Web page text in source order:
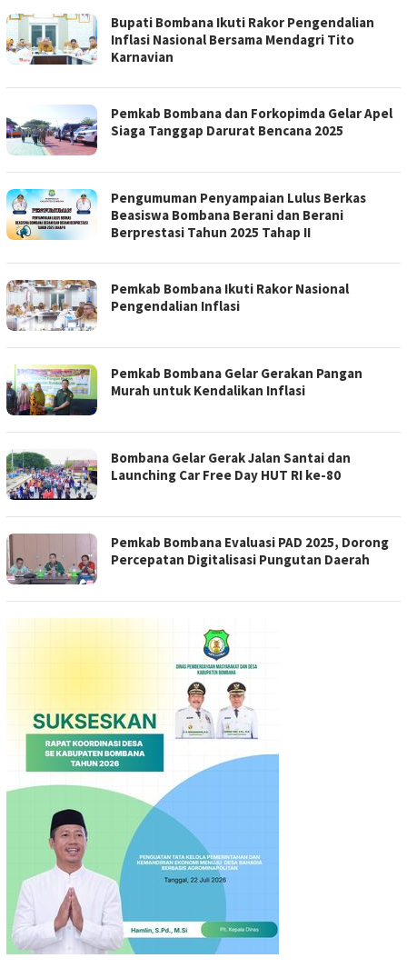
Bupati Bombana Ikuti Rakor Pengendalian
Inflasi Nasional Bersama Mendagri Tito
Karnavian
Pemkab Bombana dan Forkopimda Gelar Apel
Siaga Tanggap Darurat Bencana 2025
Pengumuman Penyampaian Lulus Berkas
Beasiswa Bombana Berani dan Berani
Berprestasi Tahun 2025 Tahap II
Pemkab Bombana Ikuti Rakor Nasional
Pengendalian Inflasi
Pemkab Bombana Gelar Gerakan Pangan
Murah untuk Kendalikan Inflasi
Bombana Gelar Gerak Jalan Santai dan
Launching Car Free Day HUT RI ke-80
Pemkab Bombana Evaluasi PAD 2025, Dorong
Percepatan Digitalisasi Pungutan Daerah